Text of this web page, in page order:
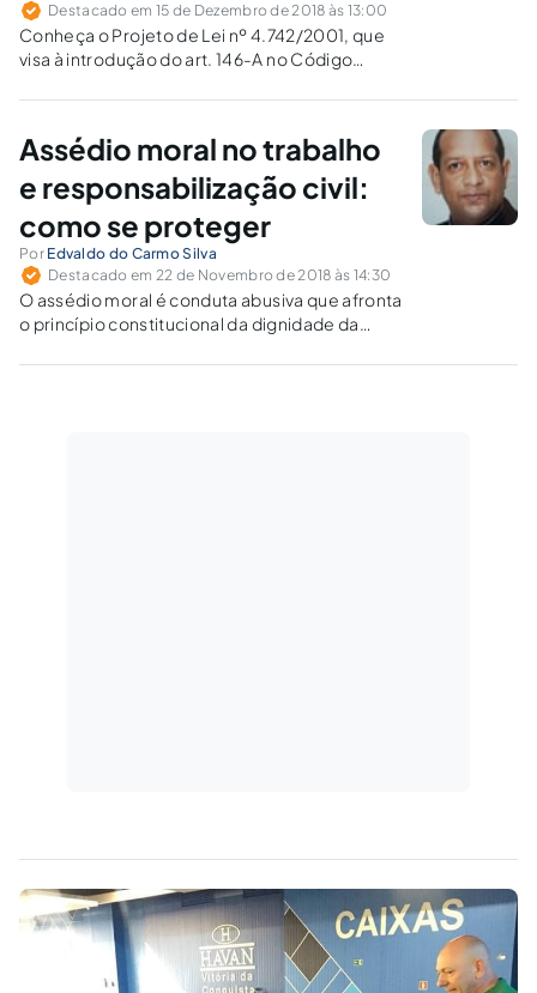
Destacado em 15 de Dezembro de 2018 às 13:00
Conheça o Projeto de Lei nº 4.742/2001, que
visa à introdução do art. 146-A no Código
dia não chega, entenda sob quais condutas já
Assédio moral no trabalho
e responsabilização civil:
como se proteger
Por Edvaldo do Carmo Silva
Destacado em 22 de Novembro de 2018 às 14:30
O assédio moral é conduta abusiva que afronta
o princípio constitucional da dignidade da
mantos legais, em que pese não haja